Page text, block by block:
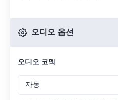
오디오 옵션
오디오 코덱
자동